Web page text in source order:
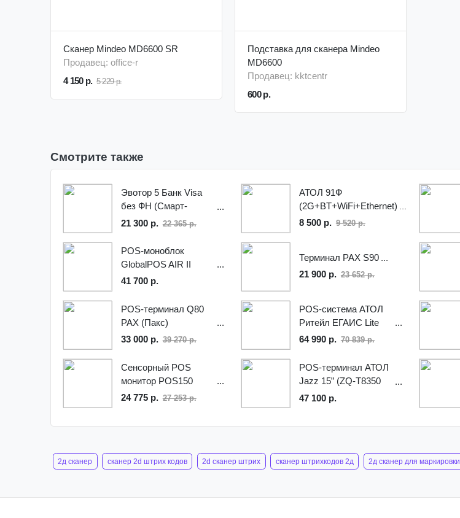
Сканер Mindeo MD6600 SR
Продавец: office-r
4 150 р. 5 229 р.
Подставка для сканера Mindeo
MD6600
Продавец: kktcentr
600 р.
Смотрите также
Эвотор 5 Банк Visa
без ФН (Смарт-
терминал без ФН,
21 300 р. 22 365 р.
АТОЛ 91Ф
(2G+BT+WiFi+Ethernet)
8 500 р. 9 520 р.
POS-моноблок
GlobalPOS AIR II
41 700 р.
Терминал PAX S90
21 900 р. 23 652 р.
POS-терминал Q80
PAX (Пакс)
33 000 р. 39 270 р.
POS-система АТОЛ
Ритейл ЕГАИС Lite
64 990 р. 70 839 р.
Сенсорный POS
монитор POS150
24 775 р. 27 253 р.
POS-терминал АТОЛ
Jazz 15” (ZQ-T8350
4Gb WinPOSReady 7)
47 100 р.
2д сканер сканер 2d штрих кодов 2d сканер штрих сканер штрихкодов 2д 2д сканер для маркировки